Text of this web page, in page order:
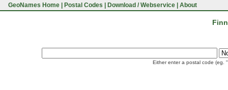
GeoNames Home Postal Codes Download / Webservice About
Either enter a postal code (eg.